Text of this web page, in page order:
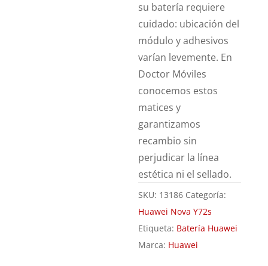
su batería requiere
cuidado: ubicación del
módulo y adhesivos
varían levemente. En
Doctor Móviles
conocemos estos
matices y
garantizamos
recambio sin
perjudicar la línea
estética ni el sellado.
SKU: 13186 Categoría:
Huawei Nova Y72s
Etiqueta: Batería Huawei
Marca: Huawei